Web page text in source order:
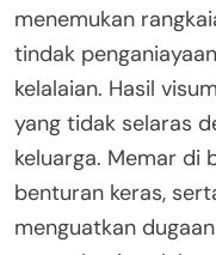
menemukan
tindak
kelalaian. Hasil
yang tidak selaras
keluarga. Memar di
benturan keras,
menguatkan